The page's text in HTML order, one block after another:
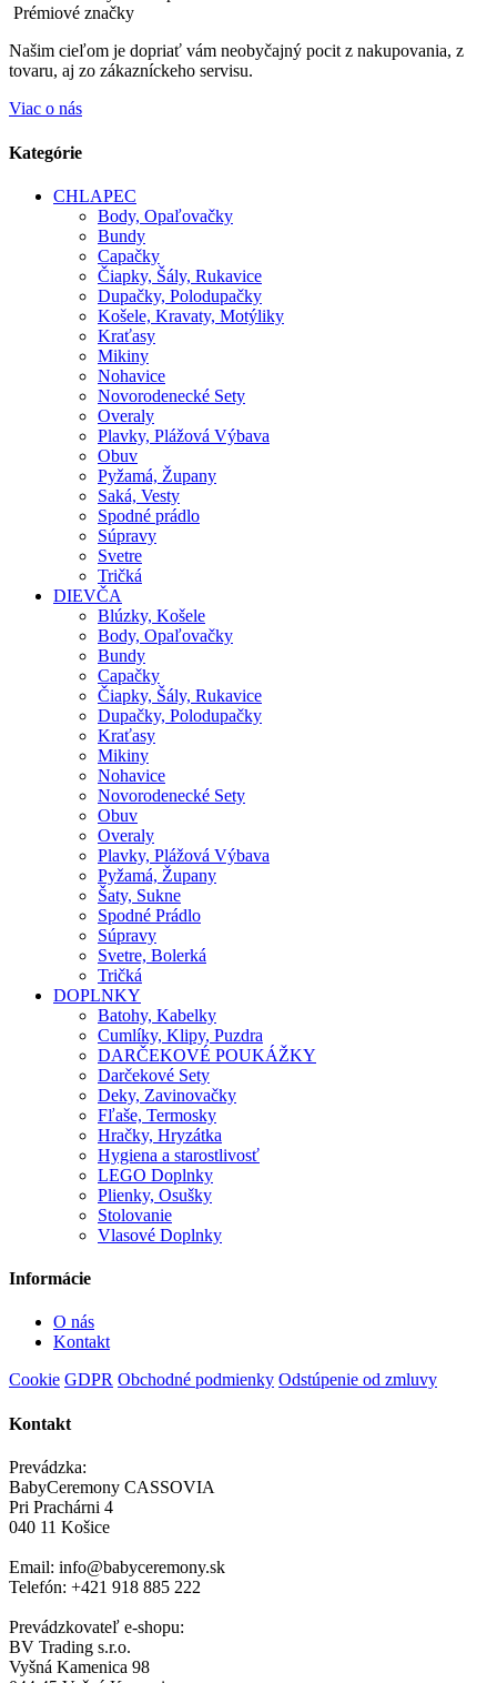
Prémiové značky
Našim cieľom je dopriať vám neobyčajný pocit z nakupovania, z
tovaru, aj zo zákazníckeho servisu.
Viac o nás
Kategórie
CHLAPEC
Body, Opaľovačky
Bundy
Capačky
Čiapky, Šály, Rukavice
Dupačky, Polodupačky
Košele, Kravaty, Motýliky
Kraťasy
Mikiny
Nohavice
Novorodenecké Sety
Overaly
Plavky, Plážová Výbava
Obuv
Pyžamá, Župany
Saká, Vesty
Spodné prádlo
Súpravy
Svetre
Tričká
DIEVČA
Blúzky, Košele
Body, Opaľovačky
Bundy
Capačky
Čiapky, Šály, Rukavice
Dupačky, Polodupačky
Kraťasy
Mikiny
Nohavice
Novorodenecké Sety
Obuv
Overaly
Plavky, Plážová Výbava
Pyžamá, Župany
Šaty, Sukne
Spodné Prádlo
Súpravy
Svetre, Bolerká
Tričká
DOPLNKY
Batohy, Kabelky
Cumlíky, Klipy, Puzdra
DARČEKOVÉ POUKÁŽKY
Darčekové Sety
Deky, Zavinovačky
Fľaše, Termosky
Hračky, Hryzátka
Hygiena a starostlivosť
LEGO Doplnky
Plienky, Osušky
Stolovanie
Vlasové Doplnky
Informácie
O nás
Kontakt
Cookie GDPR Obchodné podmienky Odstúpenie od zmluvy
Kontakt
Prevádzka:
BabyCeremony CASSOVIA
Pri Prachárni 4
040 11 Košice
Email: info@babyceremony.sk
Telefón: +421 918 885 222
Prevádzkovateľ e-shopu:
BV Trading s.r.o.
Vyšná Kamenica 98